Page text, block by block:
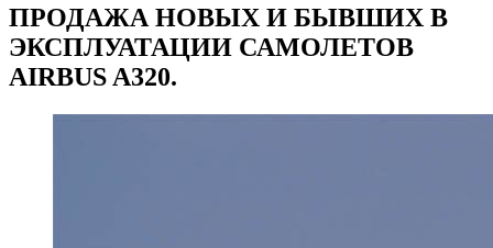
ПРОДАЖА НОВЫХ И БЫВШИХ В
ЭКСПЛУАТАЦИИ САМОЛЕТОВ
AIRBUS A320.